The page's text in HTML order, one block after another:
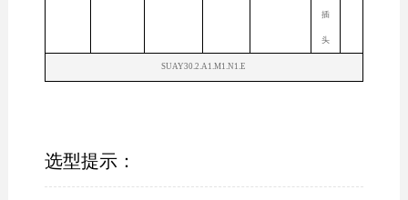
插
头
SUAY30.2.A1.M1.N1.E
选型提示：